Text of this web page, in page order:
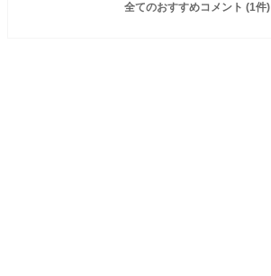
全てのおすすめコメント (1件)